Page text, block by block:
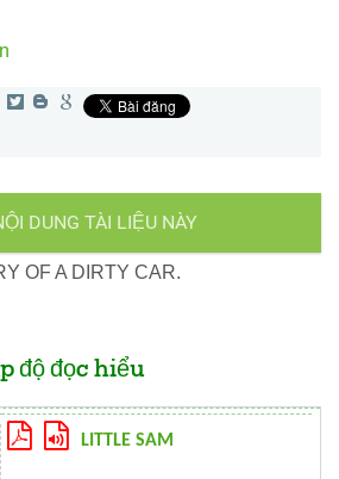
DUNG TÀI LIỆU NÀY
OF A DIRTY CAR.
độ đọc hiểu
LITTLE SAM